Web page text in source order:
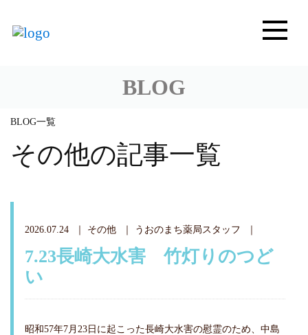
BLOG
BLOG一覧
その他の記事一覧
2026.07.24 その他 うおのまち薬局スタッフ
7.23長崎大水害 竹灯りのつど
い
昭和57年7月23日に起こった長崎大水害の慰霊のため、中島